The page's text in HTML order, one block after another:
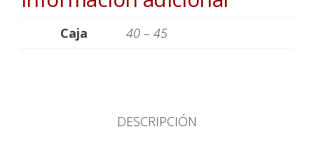
Caja 40 – 45
DESCRIPCIÓN